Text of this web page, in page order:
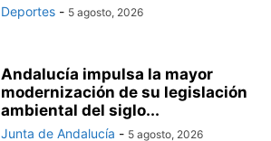
Deportes - 5 agosto, 2026
Andalucía impulsa la mayor
modernización de su legislación
ambiental del siglo...
Junta de Andalucía - 5 agosto, 2026